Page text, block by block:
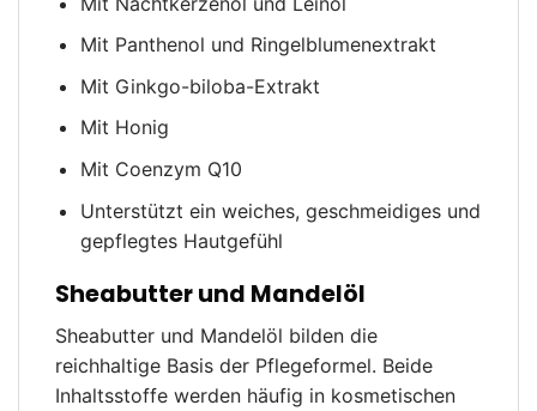
Mit Panthenol und Ringelblumenextrakt
Mit Ginkgo-biloba-Extrakt
Mit Honig
Mit Coenzym Q10
Unterstützt ein weiches, geschmeidiges und
gepflegtes Hautgefühl
Sheabutter und Mandelöl
Sheabutter und Mandelöl bilden die
reichhaltige Basis der Pflegeformel. Beide
Inhaltsstoffe werden häufig in kosmetischen